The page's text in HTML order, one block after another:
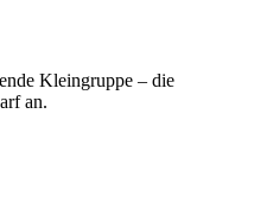
Kleingruppe – die
an.